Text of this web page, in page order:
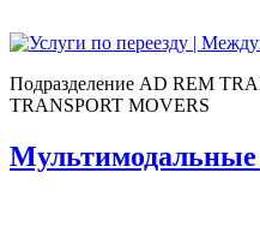
Подразделение AD REM
TRANSPORT MOVERS
Мультимодальные